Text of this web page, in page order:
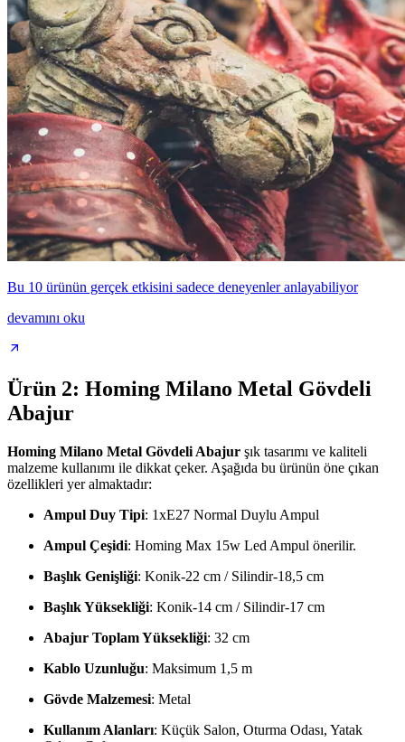
Bu 10 ürünün gerçek etkisini sadece deneyenler anlayabiliyor
devamını oku
Ürün 2: Homing Milano Metal Gövdeli
Abajur
Homing Milano Metal Gövdeli Abajur şık tasarımı ve kaliteli
malzeme kullanımı ile dikkat çeker. Aşağıda bu ürünün öne çıkan
özellikleri yer almaktadır:
Ampul Duy Tipi: 1xE27 Normal Duylu Ampul
Ampul Çeşidi: Homing Max 15w Led Ampul önerilir.
Başlık Genişliği: Konik-22 cm / Silindir-18,5 cm
Başlık Yüksekliği: Konik-14 cm / Silindir-17 cm
Abajur Toplam Yüksekliği: 32 cm
Kablo Uzunluğu: Maksimum 1,5 m
Gövde Malzemesi: Metal
Kullanım Alanları: Küçük Salon, Oturma Odası, Yatak